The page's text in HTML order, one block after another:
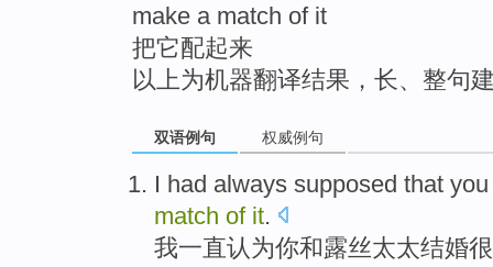
make a match of it
把它配起来
以上为机器翻译结果，长、整句
双语例句 权威例句
I had always supposed that you
match of it.
我一直认为你和露丝太太结婚很